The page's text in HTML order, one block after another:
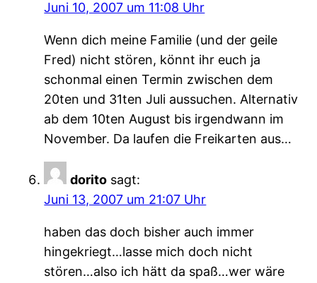
Juni 10, 2007 um 11:08 Uhr
Wenn dich meine Familie (und der geile
Fred) nicht stören, könnt ihr euch ja
schonmal einen Termin zwischen dem
20ten und 31ten Juli aussuchen. Alternativ
ab dem 10ten August bis irgendwann im
November. Da laufen die Freikarten aus…
dorito sagt:
Juni 13, 2007 um 21:07 Uhr
haben das doch bisher auch immer
hingekriegt…lasse mich doch nicht
stören…also ich hätt da spaß…wer wäre